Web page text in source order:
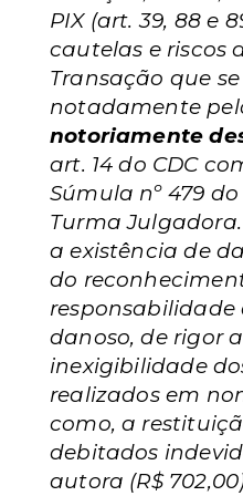
PIX (art. 39, 88 e
cautelas e riscos
Transação que
notadamente
notoriamente
art. 14 do CDC
Súmula nº 479
Turma
a existência de
do
responsabilidade
danoso, de rigor
inexigibilidade
realizados em
como, a
debitados
autora (R$